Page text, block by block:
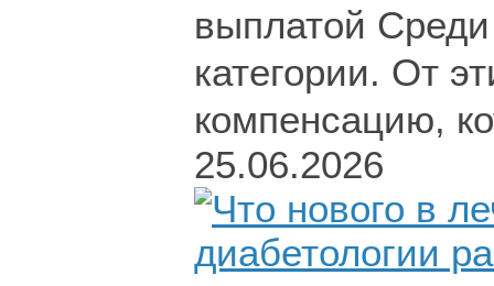
выплатой
категории. От
компенсацию,
25.06.2026